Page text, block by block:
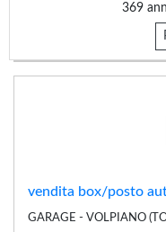
369
vendita box/posto
GARAGE - VOLPIANO